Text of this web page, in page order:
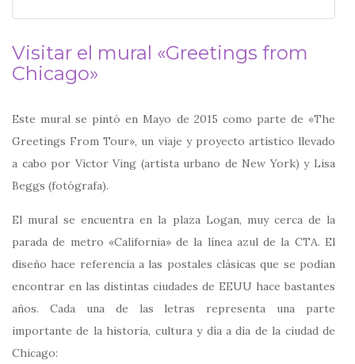
Visitar el mural «Greetings from
Chicago»
Este mural se pintó en Mayo de 2015 como parte de «The
Greetings From Tour», un viaje y proyecto artístico llevado
a cabo por Victor Ving (artista urbano de New York) y Lisa
Beggs (fotógrafa).
El mural se encuentra en la plaza Logan, muy cerca de la
parada de metro «California» de la línea azul de la CTA. El
diseño hace referencia a las postales clásicas que se podían
encontrar en las distintas ciudades de EEUU hace bastantes
años. Cada una de las letras representa una parte
importante de la historia, cultura y día a día de la ciudad de
Chicago: